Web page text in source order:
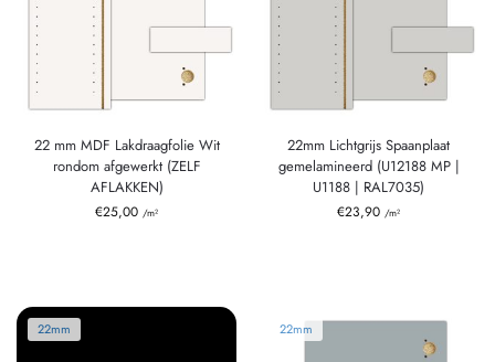
22 mm MDF Lakdraagfolie Wit
rondom afgewerkt (ZELF
AFLAKKEN)
€25,00 /m²
22mm Lichtgrijs Spaanplaat
gemelamineerd (U12188 MP |
U1188 | RAL7035)
€23,90 /m²
22mm 22mm